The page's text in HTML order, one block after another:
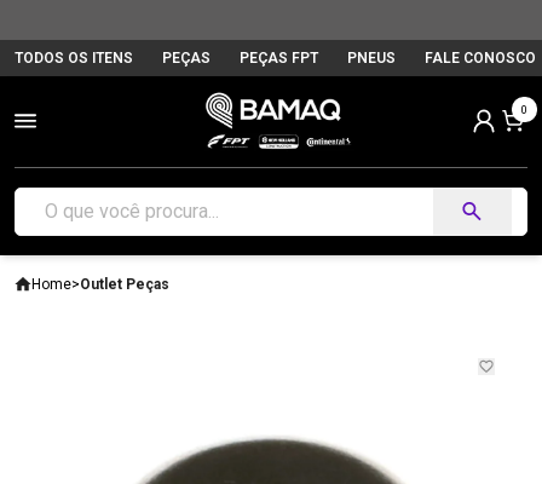
TODOS OS ITENS PEÇAS PEÇAS FPT PNEUS FALE CONOSCO
0
Home>Outlet Peças